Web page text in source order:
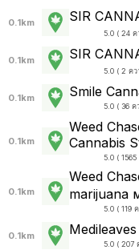
0.1km SIR
5.0 ( 24 ค
0.1km SIR
5.0 ( 2 คว
0.1km Smile
5.0 ( 36 ค
0.1km
Weed
Cannabis
5.0 (
0.1km
Weed
marijuana
5.0 ( 119
0.1km
5.0 ( 207